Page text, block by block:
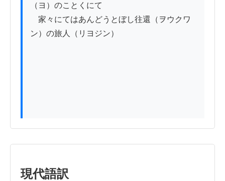
（ヨ）のことくにて
家々にてはあんどうとぼし往還（ヲウクワ
ン）の旅人（リヨジン）
現代語訳